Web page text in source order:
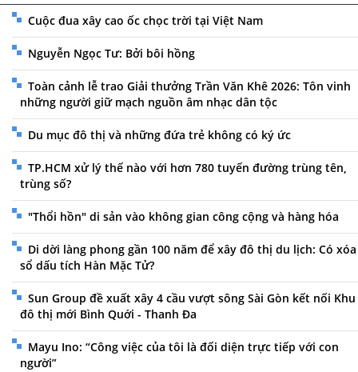
Cuộc đua xây cao ốc chọc trời tại Việt Nam
Nguyễn Ngọc Tư: Bởi bôi hồng
Toàn cảnh lễ trao Giải thưởng Trần Văn Khê 2026: Tôn vinh
những người giữ mạch nguồn âm nhạc dân tộc
Du mục đô thị và những đứa trẻ không có ký ức
TP.HCM xử lý thế nào với hơn 780 tuyến đường trùng tên,
trùng số?
"Thổi hồn" di sản vào không gian công cộng và hàng hóa
Di dời làng phong gần 100 năm để xây đô thị du lịch: Có xóa
sổ dấu tích Hàn Mặc Tử?
Sun Group đề xuất xây 4 cầu vượt sông Sài Gòn kết nối Khu
đô thị mới Bình Quới - Thanh Đa
Mayu Ino: “Công việc của tôi là đối diện trực tiếp với con
người”